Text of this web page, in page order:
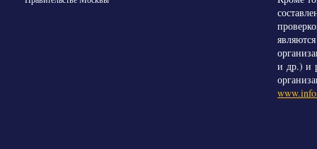
и др.) и